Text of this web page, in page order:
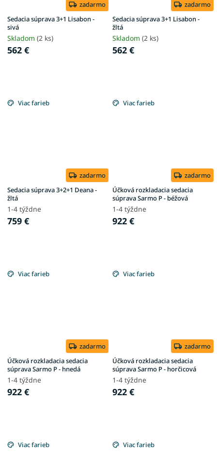
zadarmo
Sedacia súprava 3+1 Lisabon -
sivá
Skladom (2 ks)
562 €
zadarmo
Sedacia súprava 3+1 Lisabon -
žltá
Skladom (2 ks)
562 €
Viac farieb
zadarmo
Sedacia súprava 3+2+1 Deana -
žltá
1-4 týždne
759 €
Viac farieb
zadarmo
Účková rozkladacia sedacia
súprava Sarmo P - béžová
1-4 týždne
922 €
Viac farieb
zadarmo
Účková rozkladacia sedacia
súprava Sarmo P - hnedá
1-4 týždne
922 €
Viac farieb
zadarmo
Účková rozkladacia sedacia
súprava Sarmo P - horčicová
1-4 týždne
922 €
Viac farieb Viac farieb